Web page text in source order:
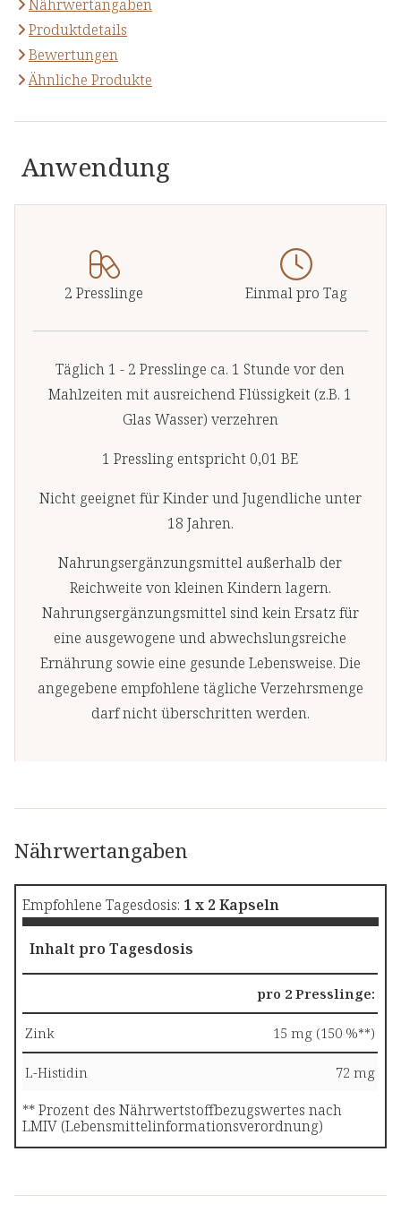
Nährwertangaben
Produktdetails
Bewertungen
Ähnliche Produkte
Anwendung
2 Presslinge Einmal pro Tag
Täglich 1 - 2 Presslinge ca. 1 Stunde vor den
Mahlzeiten mit ausreichend Flüssigkeit (z.B. 1
Glas Wasser) verzehren
1 Pressling entspricht 0,01 BE
Nicht geeignet für Kinder und Jugendliche unter
18 Jahren.
Nahrungsergänzungsmittel außerhalb der
Reichweite von kleinen Kindern lagern.
Nahrungsergänzungsmittel sind kein Ersatz für
eine ausgewogene und abwechslungsreiche
Ernährung sowie eine gesunde Lebensweise. Die
angegebene empfohlene tägliche Verzehrsmenge
darf nicht überschritten werden.
Nährwertangaben
Empfohlene Tagesdosis: 1 x 2 Kapseln
Inhalt pro Tagesdosis
pro 2 Presslinge:
Zink 15 mg (150 %**)
L-Histidin 72 mg
** Prozent des Nährwertstoffbezugswertes nach
LMIV (Lebensmittelinformationsverordnung)